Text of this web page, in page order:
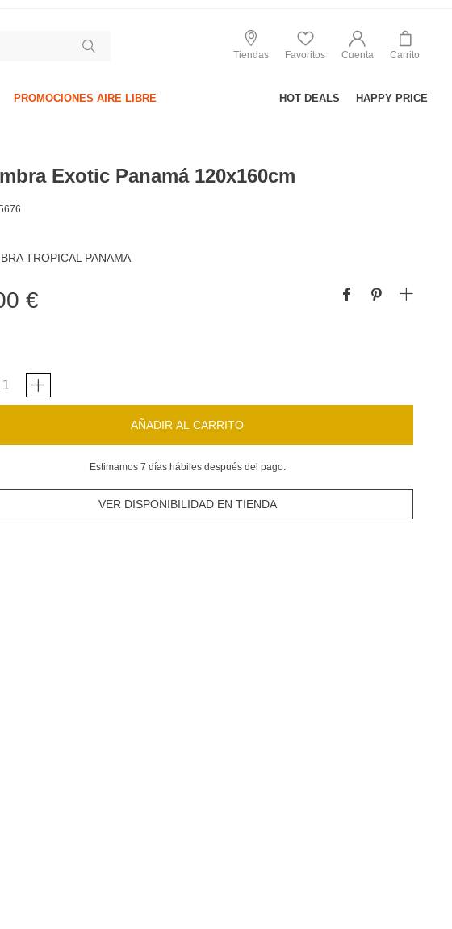
Tiendas Favoritos Cuenta Carrito
PROMOCIONES AIRE LIBRE HOT DEALS HAPPY PRICE
Exotic Panamá 120x160cm
TROPICAL PANAMA
€
AÑADIR AL CARRITO
Estimamos 7 días hábiles después del pago.
VER DISPONIBILIDAD EN TIENDA